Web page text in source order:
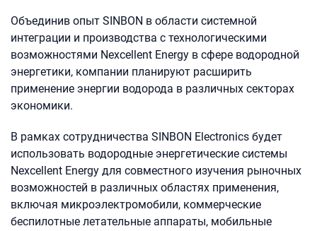
Объединив опыт SINBON в области системной
интеграции и производства с технологическими
возможностями Nexcellent Energy в сфере водородной
энергетики, компании планируют расширить
применение энергии водорода в различных секторах
экономики.
В рамках сотрудничества SINBON Electronics будет
использовать водородные энергетические системы
Nexcellent Energy для совместного изучения рыночных
возможностей в различных областях применения,
включая микроэлектромобили, коммерческие
беспилотные летательные аппараты, мобильные